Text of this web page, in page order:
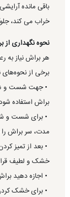
باقی مانده
خراب می کند،
نحوه نگهداری از
هر براش نیاز به
برخی از
• جهت شست و
براش استفاده
• برای شست و
مدت، سر براش
• بعد از تمیز
خشک و لطیف
• اجازه دهید
• برای خشک